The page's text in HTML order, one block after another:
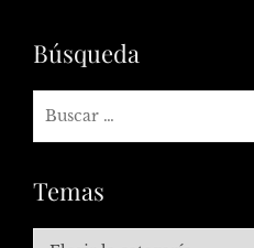
Búsqueda
Temas